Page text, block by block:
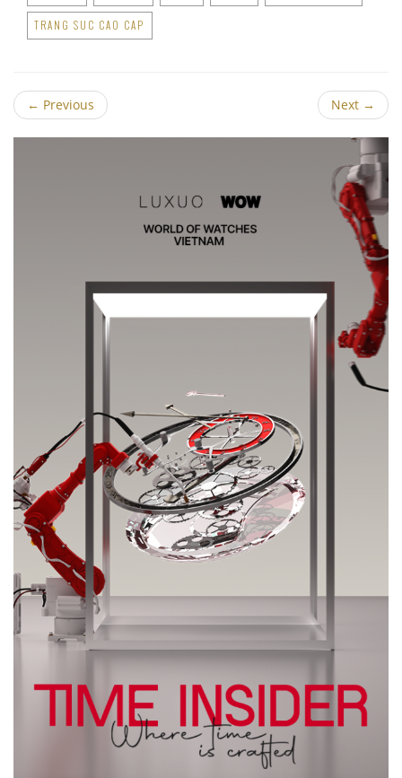
TRANG SUC CAO CAP
← Previous Next →